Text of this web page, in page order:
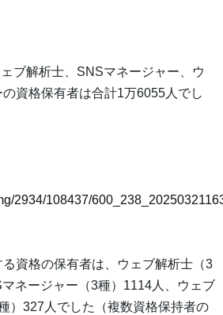
ブ解析士、SNSマネージャー、ウ
資格保有者は合計1万6055人でし
2934/108437/
資格の保有者は、ウェブ解析士（3
ネージャー（3種）1114人、ウェブ
）327人でした（複数資格保持者の